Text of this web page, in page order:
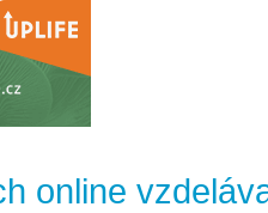
online